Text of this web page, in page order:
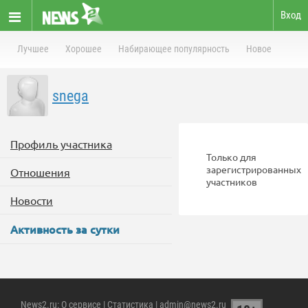
Вход
Лучшее Хорошее Набирающее популярность Новое
snega
Профиль участника
Отношения
Новости
Активность за сутки
Только для
зарегистрированных
участников
News2.ru: О сервисе | Статистика | admin@news2.ru